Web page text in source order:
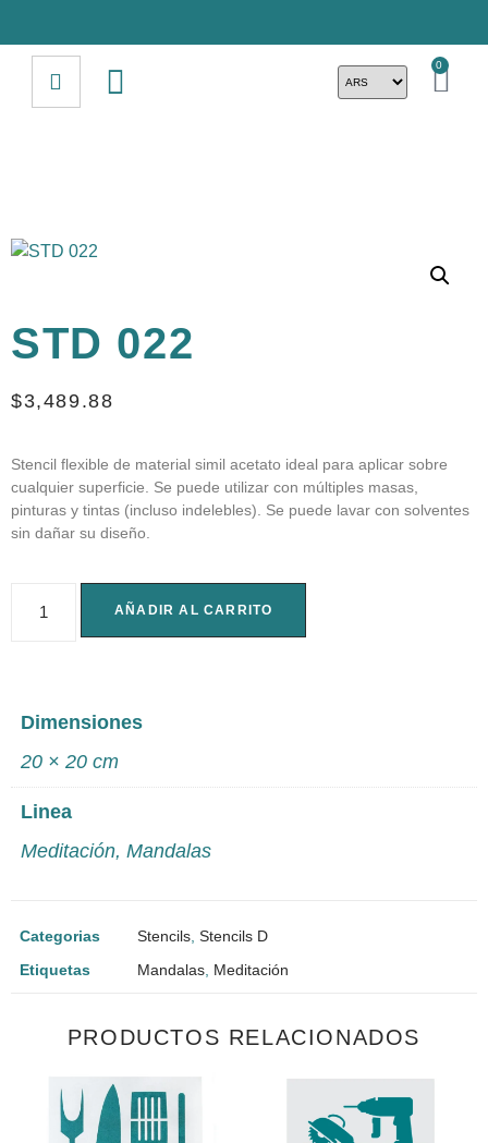
0
STD 022
$3,489.88
Stencil flexible de material simil acetato ideal para aplicar sobre
cualquier superficie. Se puede utilizar con múltiples masas,
pinturas y tintas (incluso indelebles). Se puede lavar con solventes
sin dañar su diseño.
AÑADIR AL CARRITO
Dimensiones
20 × 20 cm
Linea
Meditación, Mandalas
Categorias Stencils Stencils D
Etiquetas
Mandalas Meditación
PRODUCTOS RELACIONADOS